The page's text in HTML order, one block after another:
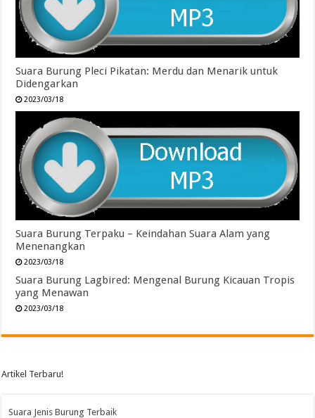
Suara Burung Pleci Pikatan: Merdu dan Menarik untuk
Didengarkan
2023/03/18
Suara Burung Terpaku – Keindahan Suara Alam yang
Menenangkan
2023/03/18
Suara Burung Lagbired: Mengenal Burung Kicauan Tropis
yang Menawan
2023/03/18
Artikel Terbaru!
Suara Jenis Burung Terbaik